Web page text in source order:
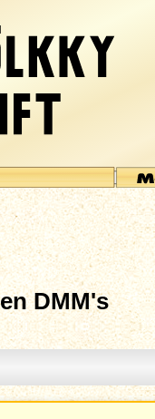
DMM's